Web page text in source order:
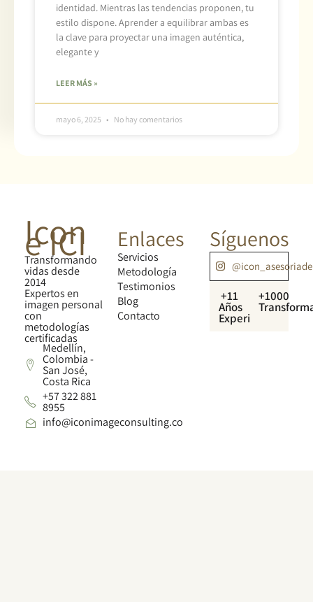
identidad. Mientras las tendencias proponen, tu
estilo dispone. Aprender a equilibrar ambas es
la clave para proyectar una imagen auténtica,
elegante y
LEER MÁS »
mayo 6, 2025 No hay comentarios
Icon
e ICI
Transformando
vidas desde
2014
Expertos en
imagen personal
con
metodologías
certificadas
Medellín,
Colombia -
San José,
Costa Rica
+57 322 881
8955
info@iconimageconsulting.co
Enlaces
Servicios
Metodología
Testimonios
Blog
Contacto
Síguenos
+11
Años
Experiencia
+1000